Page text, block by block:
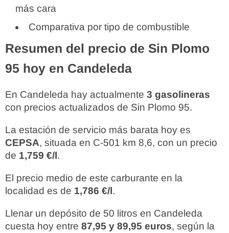
más cara
Comparativa por tipo de combustible
Resumen del precio de Sin Plomo
95 hoy en Candeleda
En Candeleda hay actualmente 3 gasolineras
con precios actualizados de Sin Plomo 95.
La estación de servicio más barata hoy es
CEPSA, situada en C-501 km 8,6, con un precio
de 1,759 €/l.
El precio medio de este carburante en la
localidad es de 1,786 €/l.
Llenar un depósito de 50 litros en Candeleda
cuesta hoy entre 87,95 y 89,95 euros, según la